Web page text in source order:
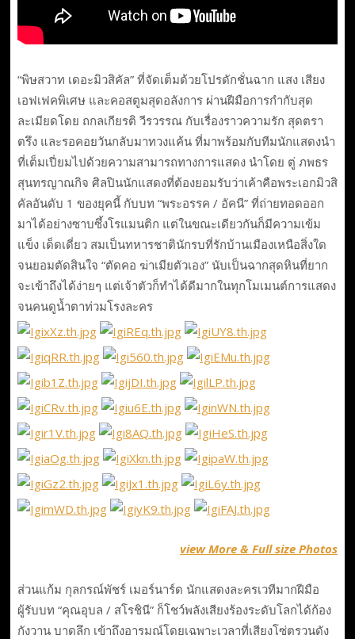
“พิษสวาท เดอะมิวสิคัล” ที่จัดเต็มด้วยโปรดักชั่นฉาก แสง เสียง
เอฟเฟคพิเศษ และคอสตูมสุดอลังการ ผ่านฝีมือการกำกับสุด
ละเมียดโดย ถกลเกียรติ วีรวรรณ กับเรื่องราวความรัก สุดตรา
ตรึง และรอคอยวันกลับมาทวงแค้น ที่มาพร้อมกับทีมนักแสดงนำ
ที่เต็มเปี่ยมไปด้วยความสามารถทางการแสดง นำโดย ตู่ ภพธร
สุนทรญาณกิจ ศิลปินนักแสดงที่ต้องยอมรับว่าเค้าคือพระเอกมิวสิ
คัลอันดับ 1 ของยุคนี้ กับบท “พระอรรค / อัคนี” ที่ถ่ายทอดออก
มาได้อย่างซาบซึ้งโรแมนติก แต่ในขณะเดียวกันก็มีความเข้ม
แข็ง เด็ดเดี่ยว สมเป็นทหารชาตินักรบที่รักบ้านเมืองเหนือสิ่งใด
จนยอมตัดสินใจ “ตัดคอ ฆ่าเมียตัวเอง” นับเป็นฉากสุดหินที่ยาก
จะเข้าถึงได้ง่ายๆ แต่เจ้าตัวก็ทำได้ดีมากในทุกโมเมนต์การแสดง
จนคนดูน้ำตาท่วมโรงละคร
view More & Full size Photos
ส่วนแก้ม กุลกรณ์พัชร์ เมอร์นาร์ด นักแสดงละครเวทีมากฝีมือ
ผู้รับบท “คุณอุบล / สโรชินี” ก็โชว์พลังเสียงร้องระดับโลกได้ก้อง
กังวาน บาดลึก เข้าถึงอารมณ์โดยเฉพาะเวลาที่เสียงโซ่ตรวนดัง